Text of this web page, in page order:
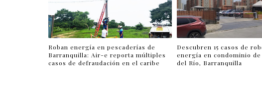
Roban energía en pescaderías de
Barranquilla: Air-e reporta múltiples
casos de defraudación en el caribe
Descubren 15 casos de
energía en condominio de
del Río, Barranquilla